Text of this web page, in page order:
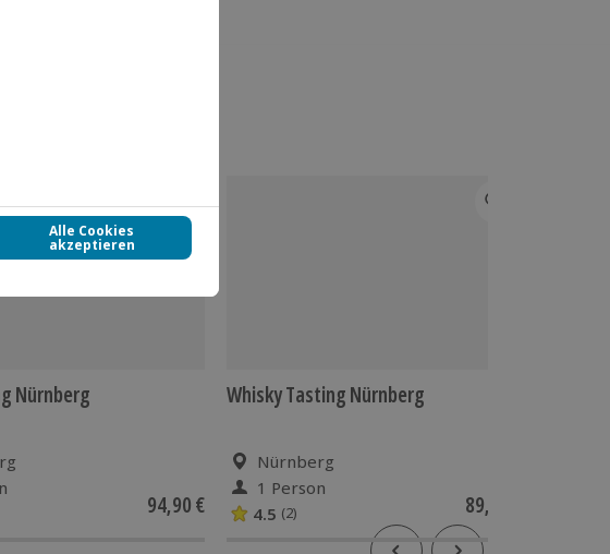
Nürnberg
94,90 €
Whisky Tasting Nürnberg
Nürnberg
1 Person
4.5 (2) 89,90 €